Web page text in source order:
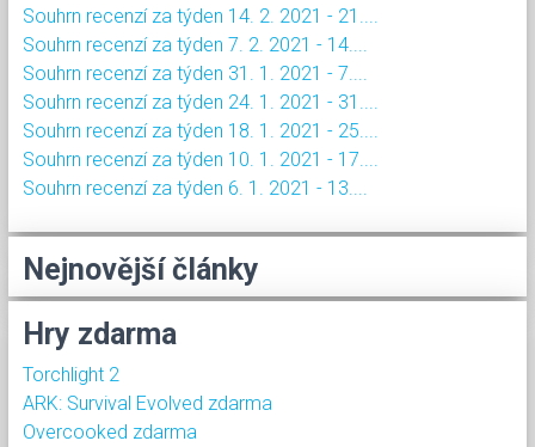
Souhrn recenzí za týden 14. 2. 2021 - 21....
Souhrn recenzí za týden 7. 2. 2021 - 14....
Souhrn recenzí za týden 31. 1. 2021 - 7....
Souhrn recenzí za týden 24. 1. 2021 - 31....
Souhrn recenzí za týden 18. 1. 2021 - 25....
Souhrn recenzí za týden 10. 1. 2021 - 17....
Souhrn recenzí za týden 6. 1. 2021 - 13....
Nejnovější články
Hry zdarma
Torchlight 2
ARK: Survival Evolved zdarma
Overcooked zdarma